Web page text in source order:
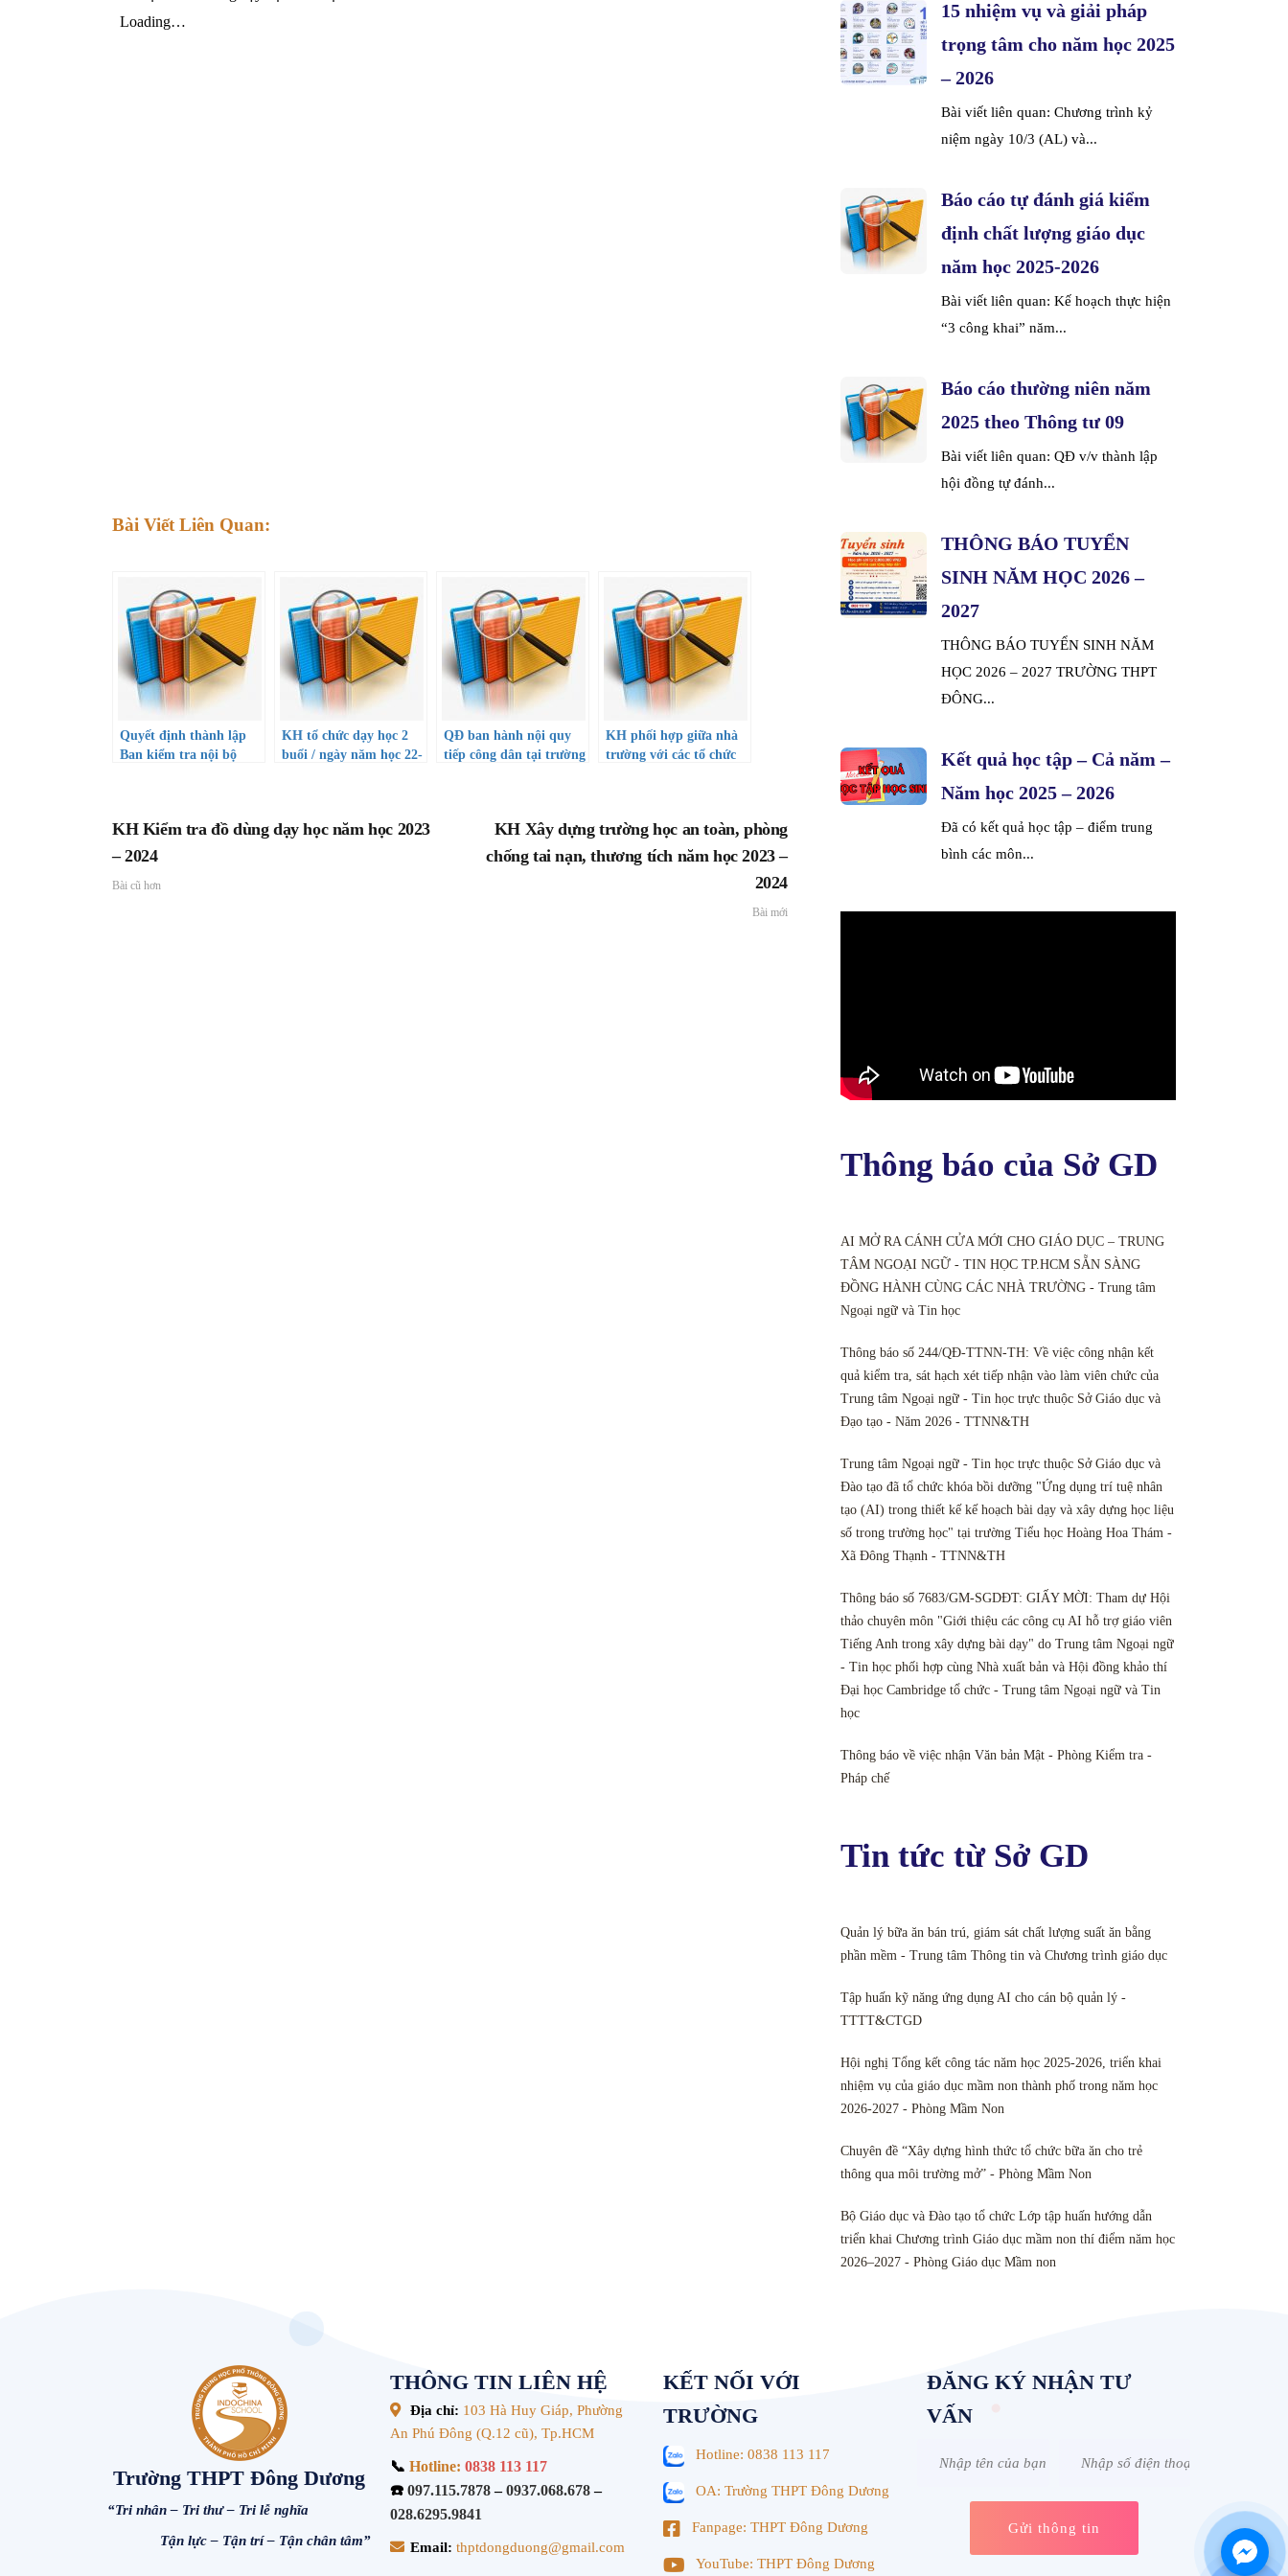
Bài Viết Liên Quan:
Quyết định thành lập
Ban kiểm tra nội bộ
KH tổ chức dạy học 2
buổi / ngày năm học 22-
QĐ ban hành nội quy
tiếp công dân tại trường
KH phối hợp giữa nhà
trường với các tổ chức
KH Kiểm tra đồ dùng dạy học năm học 2023
– 2024
Bài cũ hơn
KH Xây dựng trường học an toàn, phòng
chống tai nạn, thương tích năm học 2023 –
2024
Bài mới
15 nhiệm vụ và giải pháp
trọng tâm cho năm học 2025
– 2026
Bài viết liên quan: Chương trình kỷ
niệm ngày 10/3 (AL) và...
Báo cáo tự đánh giá kiểm
định chất lượng giáo dục
năm học 2025-2026
Bài viết liên quan: Kế hoạch thực hiện
“3 công khai” năm...
Báo cáo thường niên năm
2025 theo Thông tư 09
Bài viết liên quan: QĐ v/v thành lập
hội đồng tự đánh...
THÔNG BÁO TUYỂN
SINH NĂM HỌC 2026 –
2027
THÔNG BÁO TUYỂN SINH NĂM
HỌC 2026 – 2027 TRƯỜNG THPT
ĐÔNG...
Kết quả học tập – Cả năm –
Năm học 2025 – 2026
Đã có kết quả học tập – điểm trung
bình các môn...
Thông báo của Sở GD
AI MỞ RA CÁNH CỬA MỚI CHO GIÁO DỤC – TRUNG
TÂM NGOẠI NGỮ - TIN HỌC TP.HCM SẴN SÀNG
ĐỒNG HÀNH CÙNG CÁC NHÀ TRƯỜNG - Trung tâm
Ngoại ngữ và Tin học
Thông báo số 244/QĐ-TTNN-TH: Về việc công nhận kết
quả kiểm tra, sát hạch xét tiếp nhận vào làm viên chức của
Trung tâm Ngoại ngữ - Tin học trực thuộc Sở Giáo dục và
Đạo tạo - Năm 2026 - TTNN&TH
Trung tâm Ngoại ngữ - Tin học trực thuộc Sở Giáo dục và
Đào tạo đã tổ chức khóa bồi dưỡng "Ứng dụng trí tuệ nhân
tạo (AI) trong thiết kế kế hoạch bài dạy và xây dựng học liệu
số trong trường học" tại trường Tiểu học Hoàng Hoa Thám -
Xã Đông Thạnh - TTNN&TH
Thông báo số 7683/GM-SGDĐT: GIẤY MỜI: Tham dự Hội
thảo chuyên môn "Giới thiệu các công cụ AI hỗ trợ giáo viên
Tiếng Anh trong xây dựng bài dạy" do Trung tâm Ngoại ngữ
- Tin học phối hợp cùng Nhà xuất bản và Hội đồng khảo thí
Đại học Cambridge tổ chức - Trung tâm Ngoại ngữ và Tin
học
Thông báo về việc nhận Văn bản Mật - Phòng Kiểm tra -
Pháp chế
Tin tức từ Sở GD
Quản lý bữa ăn bán trú, giám sát chất lượng suất ăn bằng
phần mềm - Trung tâm Thông tin và Chương trình giáo dục
Tập huấn kỹ năng ứng dụng AI cho cán bộ quản lý -
TTTT&CTGD
Hội nghị Tổng kết công tác năm học 2025-2026, triển khai
nhiệm vụ của giáo dục mầm non thành phố trong năm học
2026-2027 - Phòng Mầm Non
Chuyên đề “Xây dựng hình thức tổ chức bữa ăn cho trẻ
thông qua môi trường mở” - Phòng Mầm Non
Bộ Giáo dục và Đào tạo tổ chức Lớp tập huấn hướng dẫn
triển khai Chương trình Giáo dục mầm non thí điểm năm học
2026–2027 - Phòng Giáo dục Mầm non
Trường THPT Đông Dương
“Tri nhân – Tri thư – Tri lễ nghĩa
Tận lực – Tận trí – Tận chân tâm”
THÔNG TIN LIÊN HỆ
Địa chỉ: 103 Hà Huy Giáp, Phường
An Phú Đông (Q.12 cũ), Tp.HCM
📞 Hotline: 0838 113 117
☎️ 097.115.7878–0937.068.678–
028.6295.9841
Email: thptdongduong@gmail.com
KẾT NỐI VỚI
TRƯỜNG
Hotline: 0838 113 117
OA: Trường THPT Đông Dương
Fanpage: THPT Đông Dương
YouTube: THPT Đông Dương
ĐĂNG KÝ NHẬN TƯ
VẤN